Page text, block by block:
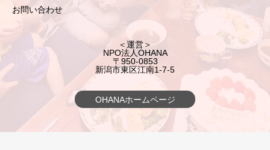
お問い合わせ
＜運営＞
NPO法人OHANA
〒950-0853
新潟市東区江南1-7-5
OHANAホームページ